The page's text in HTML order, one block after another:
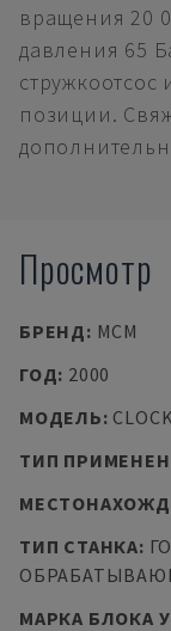
вращения 20
давления 65
позиции.
Просмотр
БРЕНД: MCM
ГОД: 2000
МОДЕЛЬ:
ТИП
ТИП СТАНКА:
МАРКА БЛОКА